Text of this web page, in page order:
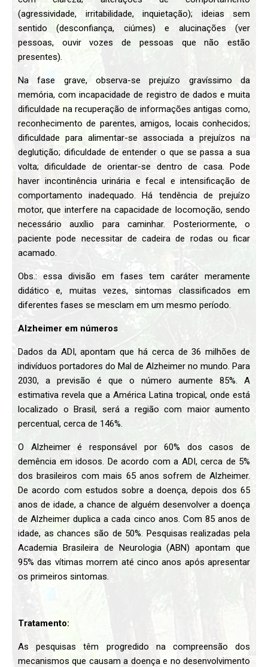
(agressividade, irritabilidade, inquietação); ideias sem
sentido (desconfiança, ciúmes) e alucinações (ver
pessoas, ouvir vozes de pessoas que não estão
presentes).
Na fase grave, observa-se prejuízo gravíssimo da
memória, com incapacidade de registro de dados e muita
dificuldade na recuperação de informações antigas como,
reconhecimento de parentes, amigos, locais conhecidos;
dificuldade para alimentar-se associada a prejuízos na
deglutição; dificuldade de entender o que se passa a sua
volta; dificuldade de orientar-se dentro de casa. Pode
haver incontinência urinária e fecal e intensificação de
comportamento inadequado. Há tendência de prejuízo
motor, que interfere na capacidade de locomoção, sendo
necessário auxílio para caminhar. Posteriormente, o
paciente pode necessitar de cadeira de rodas ou ficar
acamado.
Obs.: essa divisão em fases tem caráter meramente
didático e, muitas vezes, sintomas classificados em
diferentes fases se mesclam em um mesmo período.
Alzheimer em números
Dados da ADI, apontam que há cerca de 36 milhões de
indivíduos portadores do Mal de Alzheimer no mundo. Para
2030, a previsão é que o número aumente 85%. A
estimativa revela que a América Latina tropical, onde está
localizado o Brasil, será a região com maior aumento
percentual, cerca de 146%.
O Alzheimer é responsável por 60% dos casos de
demência em idosos. De acordo com a ADI, cerca de 5%
dos brasileiros com mais 65 anos sofrem de Alzheimer.
De acordo com estudos sobre a doença, depois dos 65
anos de idade, a chance de alguém desenvolver a doença
de Alzheimer duplica a cada cinco anos. Com 85 anos de
idade, as chances são de 50%. Pesquisas realizadas pela
Academia Brasileira de Neurologia (ABN) apontam que
95% das vítimas morrem até cinco anos após apresentar
os primeiros sintomas.
Tratamento:
As pesquisas têm progredido na compreensão dos
mecanismos que causam a doença e no desenvolvimento